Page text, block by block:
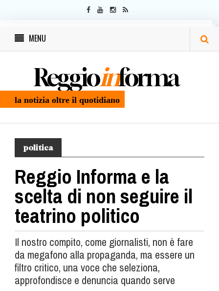
MENU
Reggioinforma
la notizia oltre il quotidiano
politica
Reggio Informa e la
scelta di non seguire il
teatrino politico
Il nostro compito, come giornalisti, non è fare
da megafono alla propaganda, ma essere un
filtro critico, una voce che seleziona,
approfondisce e denuncia quando serve